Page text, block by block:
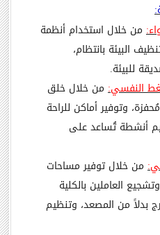
من خلال استخدام أنظمة
البيئة بانتظام،
للبيئة.
النفسي: من خلال خلق
وتوفير أماكن للراحة
أنشطة تُساعد على
من خلال توفير مساحات
العاملين بالكلية
بدلاً من المصعد، وتنظيم